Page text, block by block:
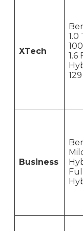
XTech
1.0
1.6
Business